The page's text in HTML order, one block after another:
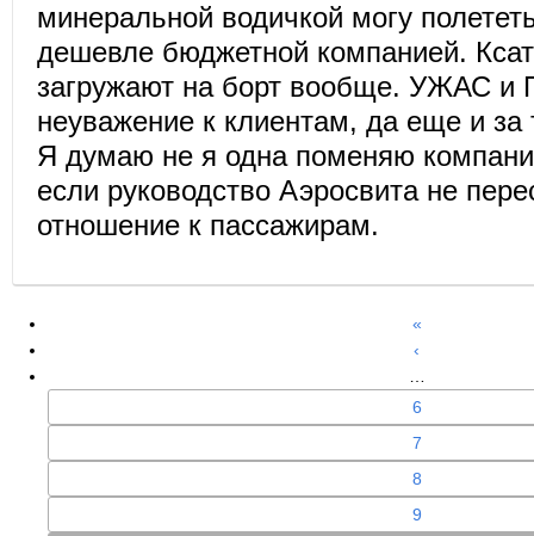
минеральной водичкой могу
дешевле бюджетной компанией.
загружают на борт вообще. УЖАС
неуважение к клиентам, да еще и за
Я думаю не я одна поменяю
если руководство Аэросвита не
отношение к пассажирам.
«
‹
6
7
8
9